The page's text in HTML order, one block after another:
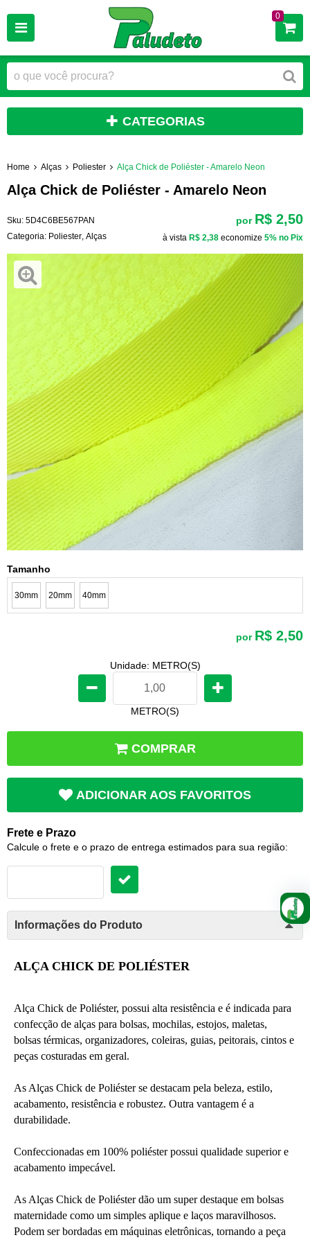
0
CATEGORIAS
Home Alças Poliester Alça Chick de Poliéster - Amarelo Neon
Alça Chick de Poliéster - Amarelo Neon
Sku: 5D4C6BE567PAN
Categoria: Poliester Alças
por R$ 2,50
à vista R$ 2,38 economize 5% no Pix
Tamanho
30mm 20mm 40mm
por R$ 2,50
Unidade: METRO(S)
METRO(S)
COMPRAR
ADICIONAR AOS FAVORITOS
Frete e Prazo
Calcule o frete e o prazo de entrega estimados para sua região:
Informações do Produto
ALÇA CHICK DE POLIÉSTER
Alça Chick de Poliéster, possui alta resistência e é indicada para
confecção de alças para bolsas, mochilas, estojos, maletas,
bolsas térmicas, organizadores, coleiras, guias, peitorais, cintos e
peças costuradas em geral.
As Alças Chick de Poliéster se destacam pela beleza, estilo,
acabamento, resistência e robustez. Outra vantagem é a
durabilidade.
Confeccionadas em 100% poliéster possui qualidade superior e
acabamento impecável.
As Alças Chick de Poliéster dão um super destaque em bolsas
maternidade como um simples aplique e laços maravilhosos.
Podem ser bordadas em máquinas eletrônicas, tornando a peça